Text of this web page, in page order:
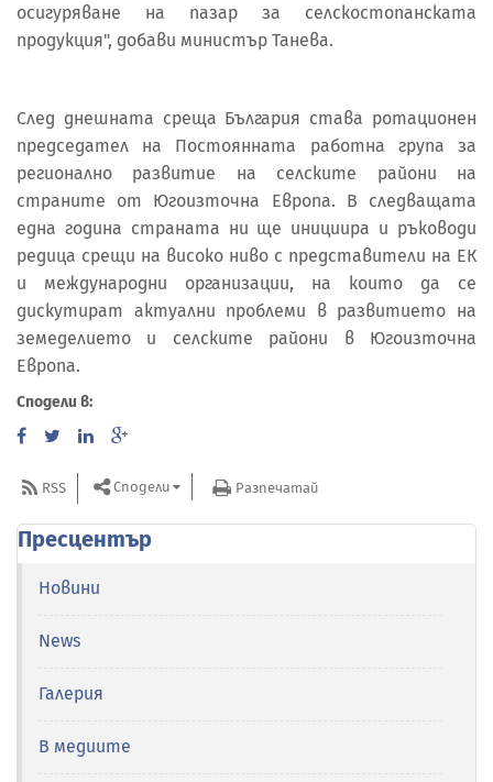
осигуряване на пазар за селскостопанската
продукция", добави министър Танева.
След днешната среща България става ротационен
председател на Постоянната работна група за
регионално развитие на селските райони на
страните от Югоизточна Европа. В следващата
една година страната ни ще инициира и ръководи
редица срещи на високо ниво с представители на ЕК
и международни организации, на които да се
дискутират актуални проблеми в развитието на
земеделието и селските райони в Югоизточна
Европа.
Сподели в:
RSS Сподели Разпечатай
Пресцентър
Новини
News
Галерия
В медиите